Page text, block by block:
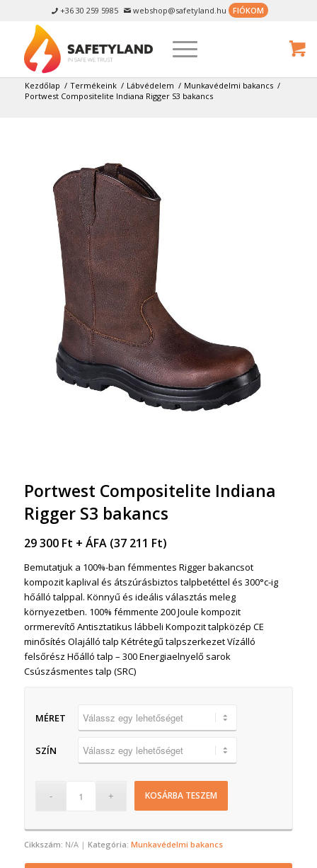
 +36 30 259 5985  webshop@safetyland.hu FIÓKOM
Kezdőlap / Termékeink / Lábvédelem / Munkavédelmi bakancs /
Portwest Compositelite Indiana Rigger S3 bakancs
Portwest Compositelite Indiana
Rigger S3 bakancs
29 300 Ft + ÁFA (37 211 Ft)
Bemutatjuk a 100%-ban fémmentes Rigger bakancsot
kompozit kaplival és átszúrásbiztos talpbetéttel és 300°c-ig
hőálló talppal. Könnyű és ideális választás meleg
környezetben. 100% fémmente 200 Joule kompozit
orrmerevítő Antisztatikus lábbeli Kompozit talpközép CE
minősítés Olajálló talp Kétrétegű talpszerkezet Vízálló
felsőrész Hőálló talp – 300 Energiaelnyelő sarok
Csúszásmentes talp (SRC)
MÉRET
SZÍN
KOSÁRBA TESZEM
Cikkszám: N/A Kategória: Munkavédelmi bakancs